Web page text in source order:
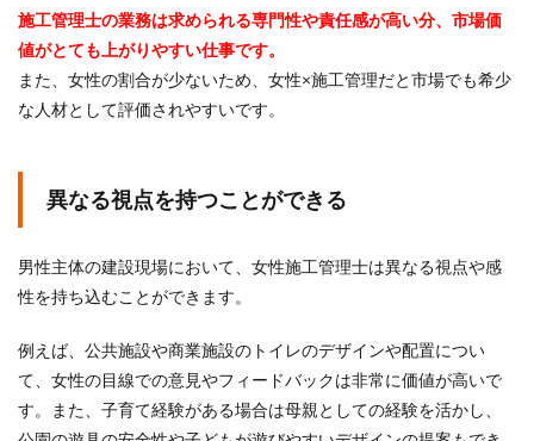
施工管理士の業務は求められる専門性や責任感が高い分、市場価
値がとても上がりやすい仕事です。
また、女性の割合が少ないため、女性×施工管理だと市場でも希少
な人材として評価されやすいです。
異なる視点を持つことができる
男性主体の建設現場において、女性施工管理士は異なる視点や感
性を持ち込むことができます。
例えば、公共施設や商業施設のトイレのデザインや配置につい
て、女性の目線での意見やフィードバックは非常に価値が高いで
す。また、子育て経験がある場合は母親としての経験を活かし、